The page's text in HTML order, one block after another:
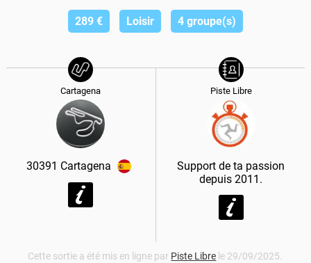
289 € Loisir 4 groupe(s)
Cartagena
30391 Cartagena
Piste Libre
Support de ta passion
depuis 2011.
Cette sortie a été mis en ligne par Piste Libre le 29/09/2025.